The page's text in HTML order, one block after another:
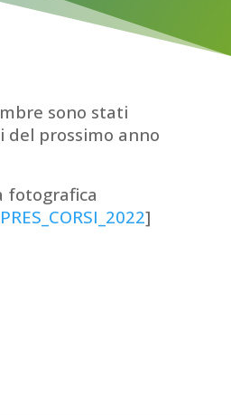
sono stati
del prossimo anno
fotografica
]